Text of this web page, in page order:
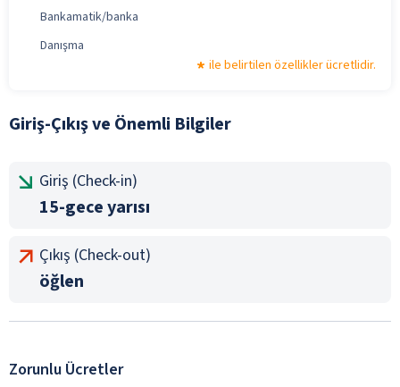
Bankamatik/banka
Danışma
ile belirtilen özellikler ücretlidir.
Giriş-Çıkış ve Önemli Bilgiler
Giriş (Check-in)
15-gece yarısı
Çıkış (Check-out)
öğlen
Zorunlu Ücretler